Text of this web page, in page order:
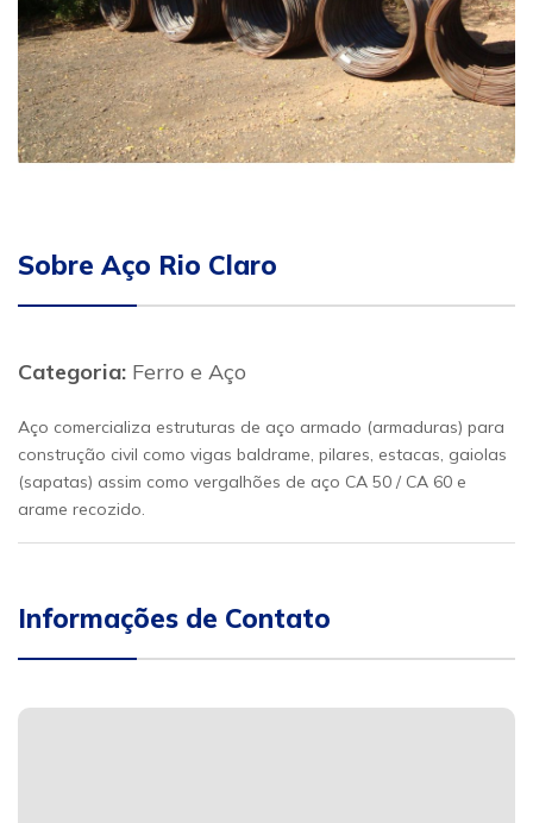
Sobre Aço Rio Claro
Categoria: Ferro e Aço
Aço comercializa estruturas de aço armado (armaduras) para
construção civil como vigas baldrame, pilares, estacas, gaiolas
(sapatas) assim como vergalhões de aço CA 50 / CA 60 e
arame recozido.
Informações de Contato